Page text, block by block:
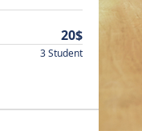
20$
3 Student